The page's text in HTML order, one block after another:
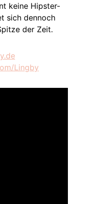
keine Hipster-
sich dennoch
der Zeit.
Lingby